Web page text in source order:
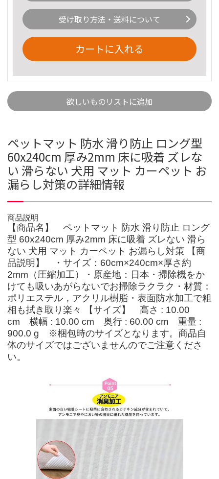
受け取り方法・送料について
カートに入れる
欲しいものリストに追加
ペットマット 防水 滑り防止 ロング型
60x240cm 厚み2mm 床に吸着 ズレな
い 滑らない 犬用 マット カーペット お
漏らし対策の詳細情報
商品説明
【商品名】 ペットマット 防水 滑り防止 ロング
型 60x240cm 厚み2mm 床に吸着 ズレない 滑ら
ない 犬用 マット カーペット お漏らし対策 【商
品説明】 ・サイズ：60cm×240cm×厚さ約
2mm（圧縮加工）・原産地：日本・掃除機をか
けても吸いあがらないでお掃除ラクラク・材質：
ポリエステル，アクリル樹脂・表面防水加工で粗
相も拭き取り楽々 【サイズ】 高さ : 10.00
cm 横幅 : 10.00 cm 奥行 : 60.00 cm 重量 :
900.0 g ※梱包時のサイズとなります。商品自
体のサイズではございませんのでご注意くださ
い。